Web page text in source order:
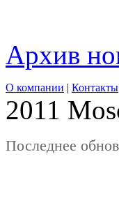
Архив
О компании | Контакты
2011
Последнее